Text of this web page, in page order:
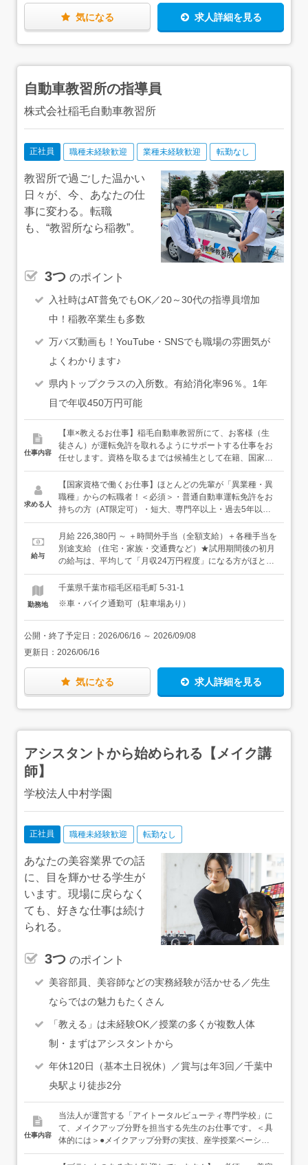
方…ブランクが長い方や小学校専科教員（体育・音楽・理
科・図工など）を希望の方も大歓迎です！★働く環境の整
備も進んでいます。「教員の仕事に興味はあるけれど（あ
ったけれど）これまで一歩を踏み出せなかった」という
気になる 求人詳細を見る
自動車教習所の指導員
株式会社稲毛自動車教習所
正社員 職種未経験歓迎 業種未経験歓迎 転勤なし
教習所で過ごした温かい
日々が、今、あなたの仕
事に変わる。転職
も、“教習所なら稲教”。
3つ のポイント
入社時はAT普免でもOK／20～30代の指導員増加
中！稲教卒業生も多数
万バズ動画も！YouTube・SNSでも職場の雰囲気が
よくわかります♪
県内トップクラスの入所数。有給消化率96％。1年
目で年収450万円可能
仕事内容
【車×教えるお仕事】稲毛自動車教習所にて、お客様（生
徒さん）が運転免許を取れるようにサポートする仕事をお
任せします。資格を取るまでは候補生として在籍、国家資
格の『教習指導員』を取得するところからはじめましょ
う。勉強と並行して、まず、事務作業や送迎業務などをメ
インにお任せしていきます。＜指導員デビューまで＞・受
付業務・接客、電話業務・データ入力・教習車の管理、メ
会 など＜指導員デビュー後＞・教習業務（技能、学
科）・シャトルバスでの送迎業務・教習車の管理、メンテ
ナンス・大学等での説明会 など□■研修制度について
サポートしていきます！「170時間以上の研修」を用意し
ているなど、社内・社外の研修にも勤務時間中に参加可能
なので、安心してスキルアップしていける環境です！研修
内容は…・座学研修（試験対策も含む）・運転練習や指導
の仕方についての実務研修（教習車を運転）・教習車に同
ンターで行われる20日間前後の指導員育成プログラムに参
加する場合も！社外研修に参加して資格試験を受ける場合
で早い方だと6ヶ月、ゆっくりの方でも平均8ヶ月程度と、
1年以内に合格している方がほとんどです。（試験日は年3
で気をつけたほうがいいよ」など、たくさんアドバイスし
から自然に助け合う社風があるのは魅力ですが、それ以外
格取得など、会社が全面サポートします！
求める人
【国家資格で働くお仕事】ほとんどの先輩が「異業種・異
職種」からの転職者！＜必須＞・普通自動車運転免許をお
持ちの方（AT限定可）・短大、専門卒以上・過去5年以内
に重大な交通違反・事故のない方・35歳以下（長期キャリ
ア形成を図るため）＜歓迎＞・中型免許（8t限定含む）以
上をお持ちの方・二輪免許をお持ちの方・英語、中国語な
ど、語学を活かして働きたい方・コミュニケーションも楽
資格者2023年未経験者5名、2024年未経験者5名、2025年
員候補や中途採用の指導員候補など、あわせて5名の新人
指導員が誕生しました。さらに、2026年も2名の新人指導
員が誕生しました！
給与
月給 226,380円 ～ ＋時間外手当（全額支給）＋各種手当を
別途支給 （住宅・家族・交通費など）★試用期間後の初月
の給与は、平均して「月収24万円程度」になる方がほとん
どです【年収例】・年収470万円（指導員2年目／29歳）・
年収495万円（指導員4年目／33歳）・年収530万円（指導
員7年目／31歳）【月収例】指導員A 2年目 月収
306,211円（226,380円＋各種手当＋時間外手当）指導員
B 3年目 月収316,675円（226,380円＋各種手当＋時間
外手当）＜有資格者の場合＞月給241,584円 ～＋各種手当
支給＋時間外手当 ※経験・保有資格を考慮の上決定（保
勤務地
千葉県千葉市稲毛区稲毛町 5-31-1
※車・バイク通勤可（駐車場あり）
公開・終了予定日： 2026/06/16 ～ 2026/09/08
更新日： 2026/06/16
気になる 求人詳細を見る
アシスタントから始められる【メイク講
師】
学校法人中村学園
正社員 職種未経験歓迎 転勤なし
あなたの美容業界での話
に、目を輝かせる学生が
います。現場に戻らなく
ても、好きな仕事は続け
られる。
3つ のポイント
美容部員、美容師などの実務経験が活かせる／先生
ならではの魅力もたくさん
「教える」は未経験OK／授業の多くが複数人体
制・まずはアシスタントから
年休120日（基本土日祝休）／賞与は年3回／千葉中
央駅より徒歩2分
仕事内容
当法人が運営する「アイトータルビューティ専門学校」に
て、メイクアップ分野を担当する先生のお仕事です。＜具
体的には＞●メイクアップ分野の実技、座学授業ベーシッ
クで再現性のあるメイク、お客様に向き合ってきた経験な